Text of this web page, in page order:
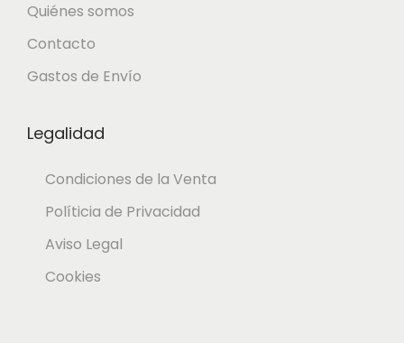
Quiénes somos
Contacto
Gastos de Envío
Legalidad
Condiciones de la Venta
Políticia de Privacidad
Aviso Legal
Cookies